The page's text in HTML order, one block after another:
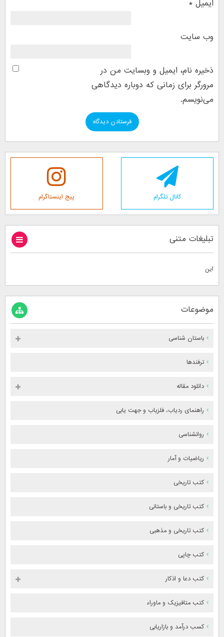
ایمیل *
وب‌ سایت
ذخیره نام، ایمیل و وبسایت من در
مرورگر برای زمانی که دوباره دیدگاهی
می‌نویسم.
کانال تلگرام پیج اینستاگرام
تبلیغات متنی
این
موضوعات
باستان شناسی
ترفندها
دانلود مقاله
راهنمای ردیاب، فلزیاب و جهت یابی
روانشناسی
ریاضیات و آمار
کتب تاریخی
کتب تاریخی و باستانی
کتب تاریخی و مذهبی
کتب چاپی
کتب دعا و اذکار
کتب متافیزیک و ماوراء
کسب درآمد و بازاریابی